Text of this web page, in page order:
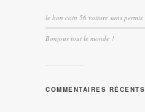
le bon coin 56 voiture sans permis
Bonjour tout le monde !
COMMENTAIRES RÉCENTS